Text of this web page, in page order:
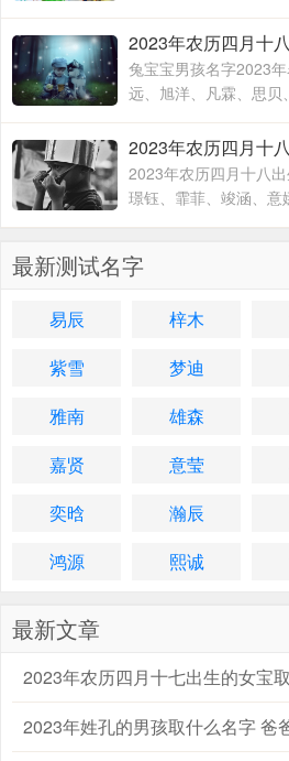
李乐宜、李佳壹、李
悦、李继超、李仲
兔宝宝男孩名字2023
远、旭洋、凡霖、思贝
如、玉宸、君涛、海
华、安逸、希淳、语书
2023年农历四月十八
璟钰、霏菲、竣涵、
然、如懿、岚平、靖
最新测试名字
易辰 梓木
紫雪
梦迪
雅南
雄森
嘉贤
意莹
奕晗
瀚辰
鸿源
熙诚
最新文章
2023年姓孔的男孩取什么名字 爸